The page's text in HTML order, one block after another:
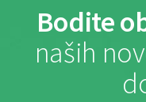
Bodite
naših